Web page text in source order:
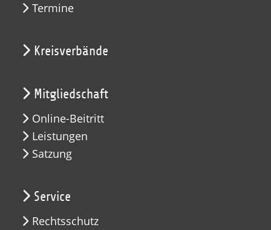
Termine
Kreisverbände
Mitgliedschaft
Online-Beitritt
Leistungen
Satzung
Service
Rechtsschutz